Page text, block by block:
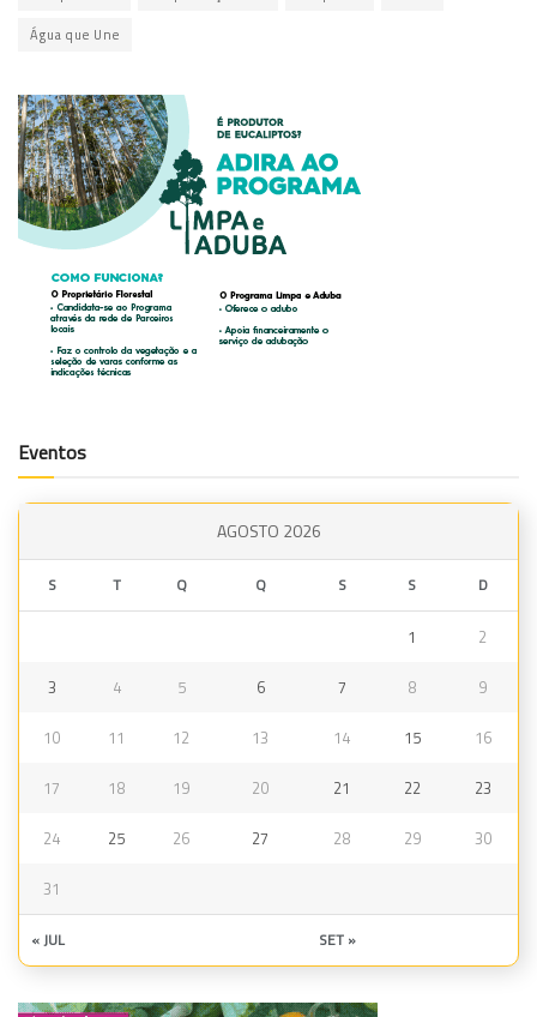
Água que Une
Eventos
AGOSTO 2026
S T Q Q S S D
1 2
3 4 5 6 7 8 9
10 11 12 13 14 15 16
17 18 19 20 21 22 23
24 25 26 27 28 29 30
31
« JUL SET »